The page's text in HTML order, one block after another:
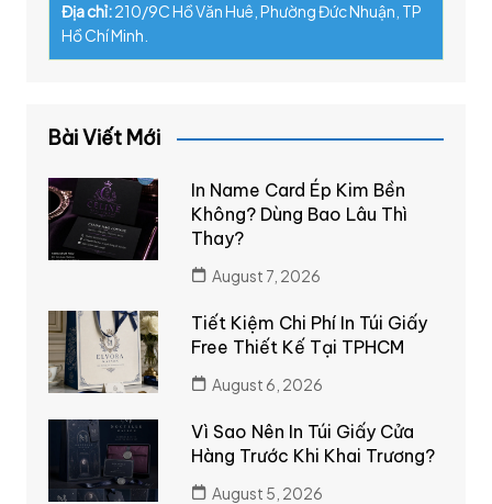
Địa chỉ:210/9C Hồ Văn Huê, Phường Đức Nhuận, TP
Hồ Chí Minh.
Bài Viết Mới
In Name Card Ép Kim Bền
Không? Dùng Bao Lâu Thì
Thay?
August 7, 2026
Tiết Kiệm Chi Phí In Túi Giấy
Free Thiết Kế Tại TPHCM
August 6, 2026
Vì Sao Nên In Túi Giấy Cửa
Hàng Trước Khi Khai Trương?
August 5, 2026